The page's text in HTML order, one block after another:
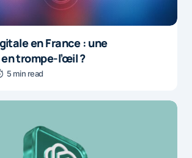
en France : une
trompe-l’œil ?
5 min read